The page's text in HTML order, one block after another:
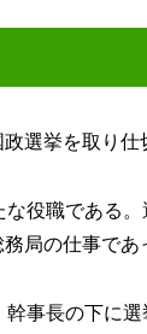
選挙を取り仕
役職である。
局の仕事であ
事長の下に選